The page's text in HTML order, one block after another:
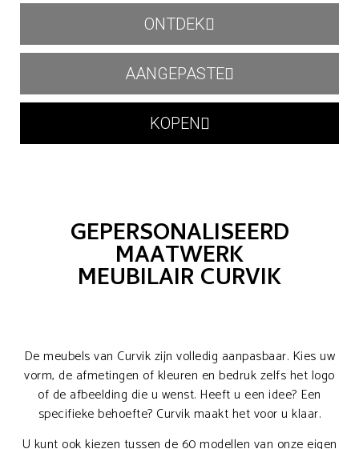
ONTDEK
AANGEPASTE
KOPEN
GEPERSONALISEERD
MAATWERK
MEUBILAIR CURVIK
De meubels van Curvik zijn volledig aanpasbaar. Kies uw
vorm, de afmetingen of kleuren en bedruk zelfs het logo
of de afbeelding die u wenst. Heeft u een idee? Een
specifieke behoefte? Curvik maakt het voor u klaar.